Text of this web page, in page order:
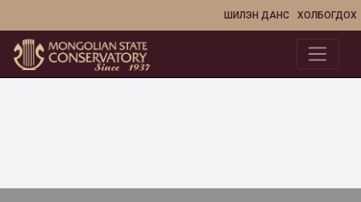
ХОЛБОГДОХ
ШИЛЭН ДАНС